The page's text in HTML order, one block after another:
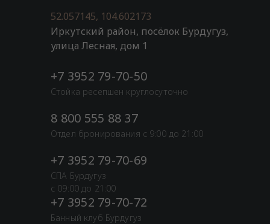
52.057145, 104.602173
Иркутский район, посёлок Бурдугуз,
улица Лесная, дом 1
Стойка ресепшен круглосуточно
+7 3952 79-70-50
8 800 555 88 37
Отдел бронирования с 9:00 до 21:00
Банный клуб Бурдугуз
+7 3952 79-70-72
+7 3952 79-70-69
СПА Бурдугуз
с 09:00 до 21:00